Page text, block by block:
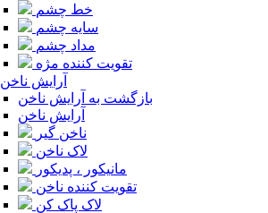
خط چشم
سایه چشم
مداد چشم
تقویت کننده مژه
آرایش ناخن
بازگشت به آرایش ناخن
آرایش ناخن
ناخن گیر
لاک ناخن
مانیکور ، پدیکور
تقویت کننده ناخن
لاک پاک کن